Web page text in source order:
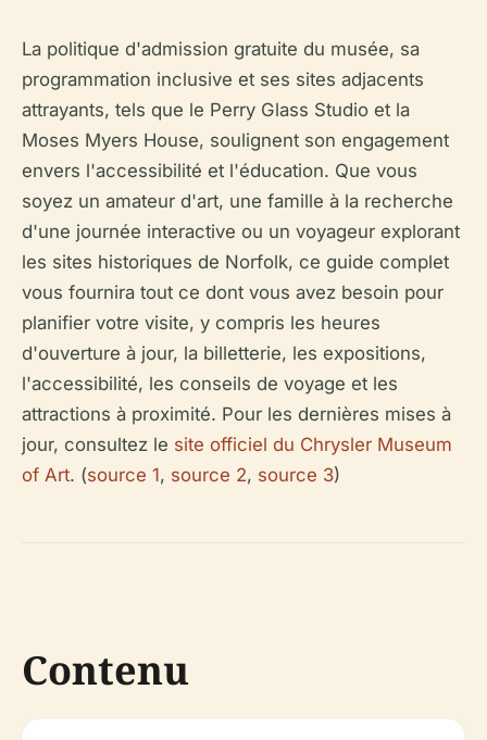
La politique d'admission gratuite du musée, sa
programmation inclusive et ses sites adjacents
attrayants, tels que le Perry Glass Studio et la
Moses Myers House, soulignent son engagement
envers l'accessibilité et l'éducation. Que vous
soyez un amateur d'art, une famille à la recherche
d'une journée interactive ou un voyageur explorant
les sites historiques de Norfolk, ce guide complet
vous fournira tout ce dont vous avez besoin pour
planifier votre visite, y compris les heures
d'ouverture à jour, la billetterie, les expositions,
l'accessibilité, les conseils de voyage et les
attractions à proximité. Pour les dernières mises à
jour, consultez le site officiel du Chrysler Museum
of Art. (source 1, source 2, source 3)
Contenu